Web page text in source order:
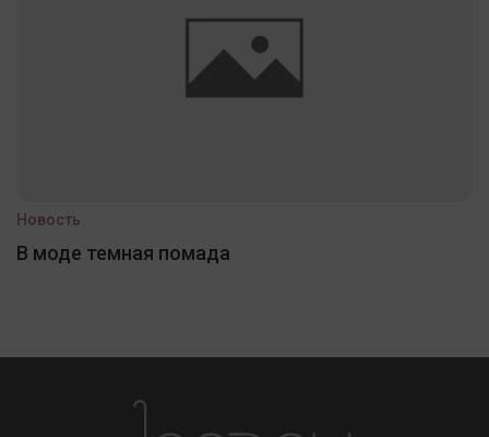
Новость
В моде темная помада